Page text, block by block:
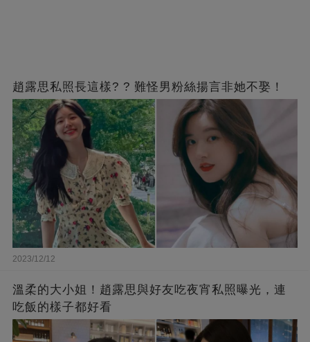
趙露思私照長這樣? ? 難怪男粉絲揚言非她不娶！
2023/12/12
溫柔的大小姐！趙露思與好友吃夜宵私照曝光，連
吃飯的樣子都好看